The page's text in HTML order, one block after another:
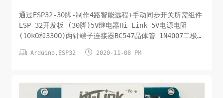
通过ESP32-30脚-制作4路智能远程+手动同步开关所需组件
ESP-32开发板-(30脚)5V继电器Hi-Link 5V电源电阻
(10kΩ和330Ω)两针端子连接器BC547晶体管 1N4007二极管
Code源码此处省略/待分享PCB设计图及分享下载在
 Arduino, ESP32  2020-11-08 PM